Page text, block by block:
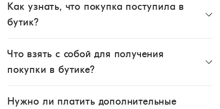
Как узнать, что покупка поступила в
бутик?
Что взять с собой для получения
покупки в бутике?
Нужно ли платить дополнительные